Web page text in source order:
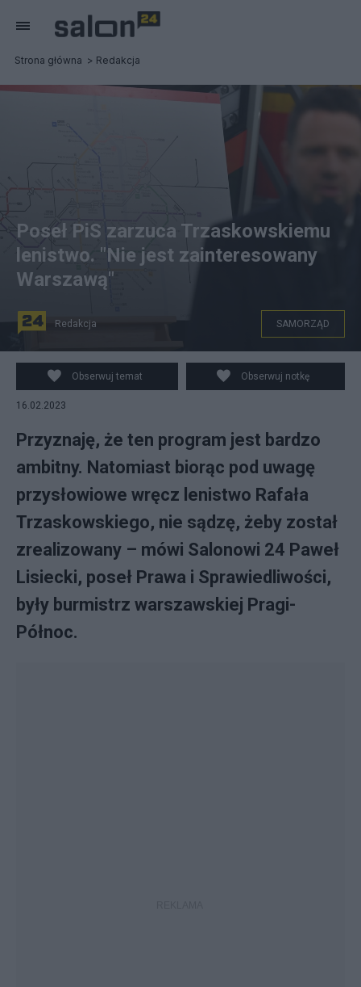
Strona główna Redakcja
Prezydent Warszawy Rafał Trzaskowski Fot. PAP/Radek
Pietruszka
Poseł PiS zarzuca Trzaskowskiemu
lenistwo. "Nie jest zainteresowany
Warszawą"
Redakcja SAMORZĄD
Obserwuj temat Obserwuj notkę
16.02.2023
Przyznaję, że ten program jest bardzo
ambitny. Natomiast biorąc pod uwagę
przysłowiowe wręcz lenistwo Rafała
Trzaskowskiego, nie sądzę, żeby został
zrealizowany – mówi Salonowi 24 Paweł
Lisiecki, poseł Prawa i Sprawiedliwości,
były burmistrz warszawskiej Pragi-
Północ.